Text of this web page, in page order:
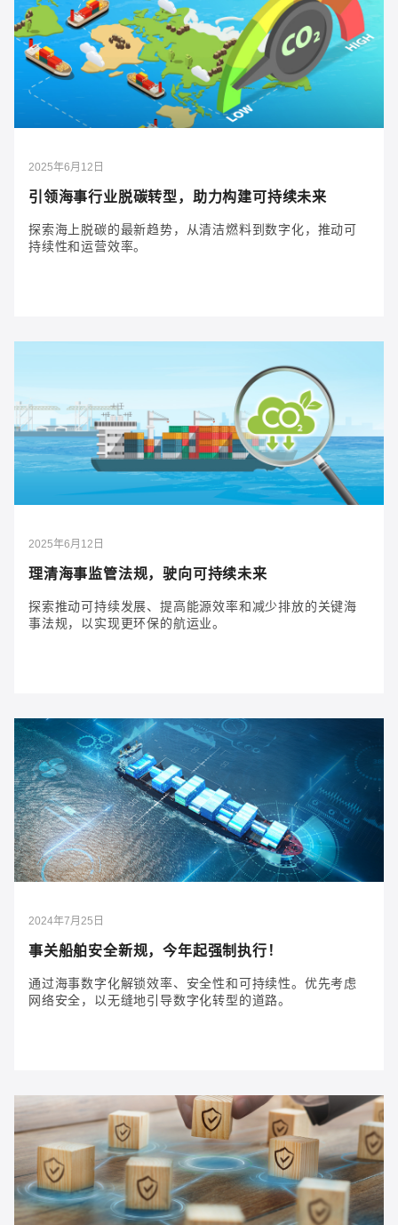
2026年2月4日
连接过去与未来：IEC 61162 标准如何助力打造
更智能的船队
IEC 61162 标准推动了协调、互操作和安全的船舶网
络，实现了数字化转型、合规性和海上弹性。
2025年6月12日
引领海事行业脱碳转型，助力构建可持续未来
探索海上脱碳的最新趋势，从清洁燃料到数字化，推动可
持续性和运营效率。
引领海事行业脱碳转型，助力构建可持续未来
探索海上脱碳的最新趋势，从清洁燃料到数字化，推动
可持续性和运营效率。
2025年6月12日
理清海事监管法规，驶向可持续未来
探索推动可持续发展、提高能源效率和减少排放的关键海
事法规，以实现更环保的航运业。
2025年6月12日
理清海事监管法规，驶向可持续未来
探索推动可持续发展、提高能源效率和减少排放的关键
海事法规，以实现更环保的航运业。
2024年7月25日
事关船舶安全新规，今年起强制执行！
通过海事数字化解锁效率、安全性和可持续性。优先考虑
网络安全，以无缝地引导数字化转型的道路。
事关船舶安全新规，今年起强制执行！
通过海事数字化解锁效率、安全性和可持续性。优先考
虑网络安全，以无缝地引导数字化转型的道路。